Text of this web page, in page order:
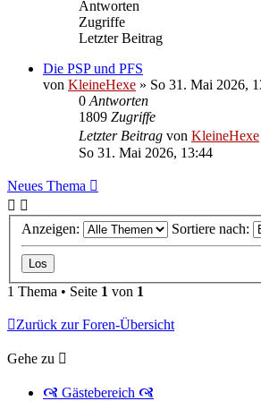
Antworten
Zugriffe
Letzter Beitrag
Die PSP und PFS
von KleineHexe » So 31. Mai 2026,
0 Antworten
1809 Zugriffe
Letzter Beitrag von KleineHexe
So 31. Mai 2026, 13:44
Neues Thema
Anzeigen: Sortiere nach:
1 Thema • Seite 1 von 1
Zurück zur Foren-Übersicht
Gehe zu
🙧 Gästebereich 🙧